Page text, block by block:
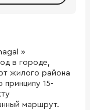
»
в городе,
жилого района
15-
маршрут.